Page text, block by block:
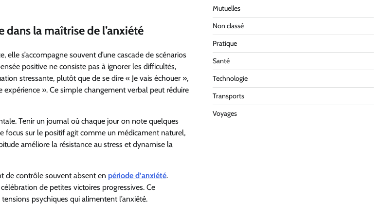
dans la maîtrise de l’anxiété
s’accompagne souvent d’une cascade de scénarios
positive ne consiste pas à ignorer les difficultés,
stressante, plutôt que de se dire « Je vais échouer »,
». Ce simple changement verbal peut réduire
Tenir un journal où chaque jour on note quelques
focus sur le positif agit comme un médicament naturel,
améliore la résistance au stress et dynamise la
de contrôle souvent absent en période d’anxiété.
de petites victoires progressives. Ce
psychiques qui alimentent l’anxiété.
Mutuelles
Non classé
Pratique
Santé
Technologie
Transports
Voyages